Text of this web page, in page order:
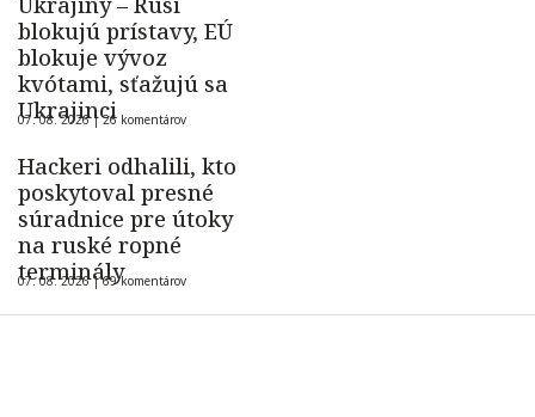
blokujú prístavy, EÚ
blokuje vývoz
kvótami, sťažujú sa
Ukrajinci
07. 08. 2026 |26 komentárov
Hackeri odhalili, kto
poskytoval presné
súradnice pre útoky
na ruské ropné
terminály
07. 08. 2026 |69 komentárov